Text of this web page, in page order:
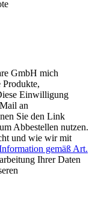
GmbH mich
Einwilligung
an
Sie den Link
Abbestellen nutzen.
und wie wir mit
gemäß Art.
Ihrer Daten